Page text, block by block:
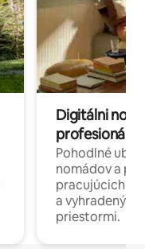
Digitálni
profesionáli
Pohodlné
nomádov a
pracujúcich
a
priestormi.